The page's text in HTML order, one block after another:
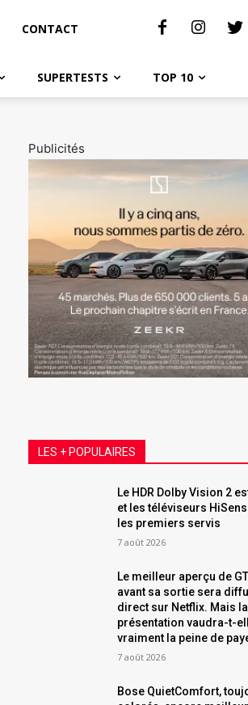
CONTACT
SUPERTESTS TOP 10
Publicités
LES + POPULAIRES
Le HDR Dolby Vision 2
et les téléviseurs
les premiers servis
7 août 2026
Le meilleur aperçu de
avant sa sortie sera
direct sur Netflix. Mais la
présentation vaudra-t-
vraiment la peine de
7 août 2026
Bose QuietComfort,